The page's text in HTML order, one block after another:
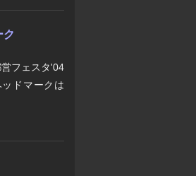
ク
フェスタ'04
ドマークは